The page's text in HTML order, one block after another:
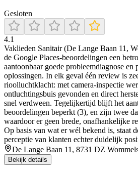
Gesloten
4.1
Vaklieden Sanitair (De Lange Baan 11,
de Google Places-beoordelingen een
aantoonbaar goede probleemdiagnose en
oplossingen. In elk geval één review is
rioolluchtklacht: met camera-inspectie
ontluchtingsbuis gevonden en direct
snel verdween. Tegelijkertijd blijft het
beoordelingen beperkt (3), en zijn twee
waardoor er geen brede, onafhankelijke
Op basis van wat er wél bekend is, staat
perceptie van klanten echter duidelijk
De Lange Baan 11, 8731 DZ
Bekijk details